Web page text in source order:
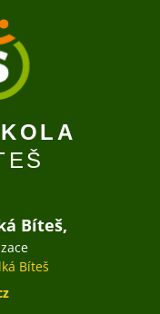
Bíteš,
Bíteš